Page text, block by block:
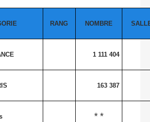
RANG NOMBRE
1 111 404
163 387
* *